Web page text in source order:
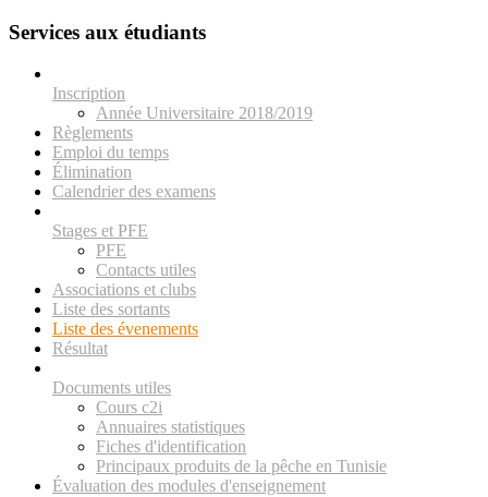
Services aux étudiants
Inscription
Année Universitaire 2018/2019
Règlements
Emploi du temps
Élimination
Calendrier des examens
Stages et PFE
PFE
Contacts utiles
Associations et clubs
Liste des sortants
Liste des évenements
Résultat
Documents utiles
Cours c2i
Annuaires statistiques
Fiches d'identification
Principaux produits de la pêche en Tunisie
Évaluation des modules d'enseignement